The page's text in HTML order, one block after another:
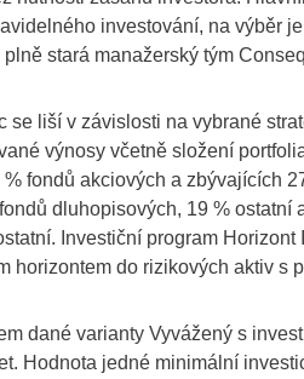
investování, na výběr
stará manažerský tým
se liší v závislosti na vybrané
výnosy včetně složení
fondů akciových a zbývajících
dluhopisových, 19 %
Investiční program
horizontem do rizikových aktiv s
dané varianty Vyvážený s
Hodnota jedné minimální